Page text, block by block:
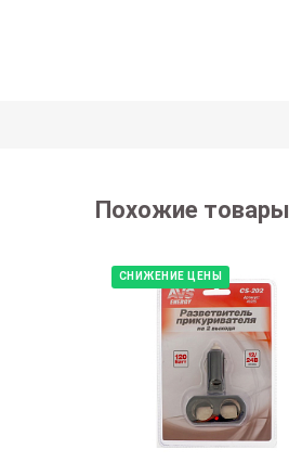
Похожие товары
СНИЖЕНИЕ ЦЕНЫ